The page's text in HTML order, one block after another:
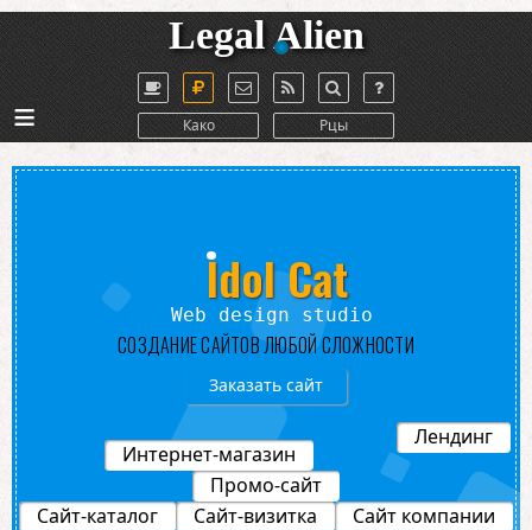
Legal Alien
Како Рцы
≡
Лендинг
Промо-сайт
Интернет-магазин
Idol Cat
gn studio
СОЗДАНИЕ САЙТОВ ЛЮБОЙ СЛОЖНОСТИ
Заказать сайт
Сайт-каталог Сайт-визитка Сайт компании